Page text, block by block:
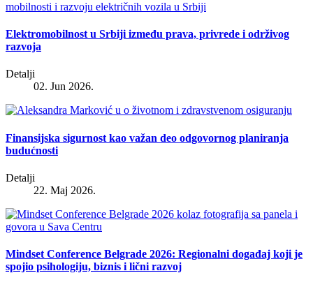
Elektromobilnost u Srbiji između prava, privrede i održivog
razvoja
Detalji
02. Jun 2026.
Finansijska sigurnost kao važan deo odgovornog planiranja
budućnosti
Detalji
22. Maj 2026.
Mindset Conference Belgrade 2026: Regionalni događaj koji je
spojio psihologiju, biznis i lični razvoj